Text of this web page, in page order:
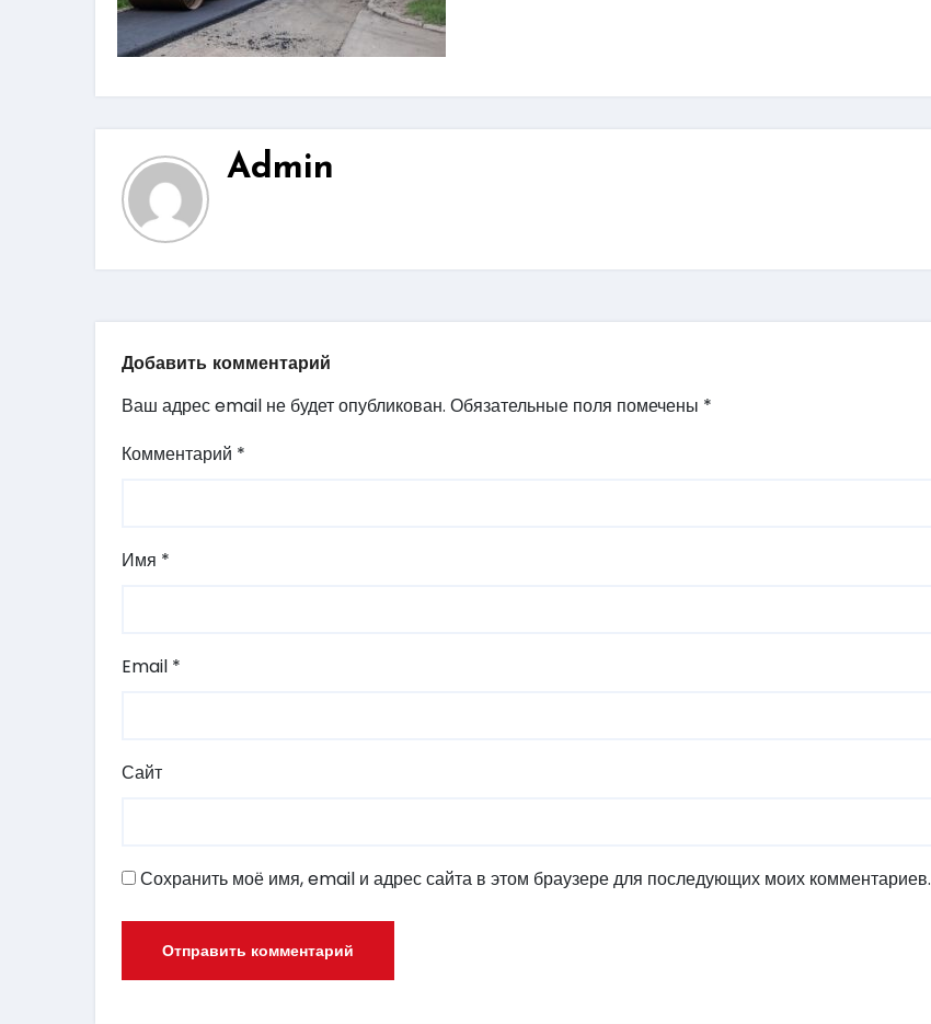
Admin
Добавить комментарий
Ваш адрес email не будет опубликован. Обязательные поля помечены *
Комментарий *
Имя *
Email *
Сайт
Сохранить моё имя, email и адрес сайта в этом браузере для последующих моих комментариев.